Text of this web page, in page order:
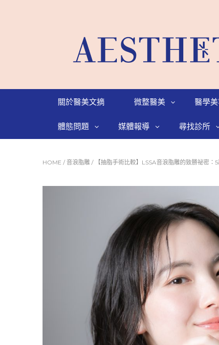
關於醫美文摘 微整醫美 醫學
體態問題 媒體報導 尋找診所
HOME / 音浪脂雕 / 【抽脂手術比較】LSSA音浪脂雕的致勝祕密